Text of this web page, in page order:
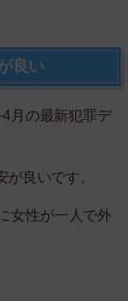
良い
月の最新犯罪デ
良いです。
女性が一人で外